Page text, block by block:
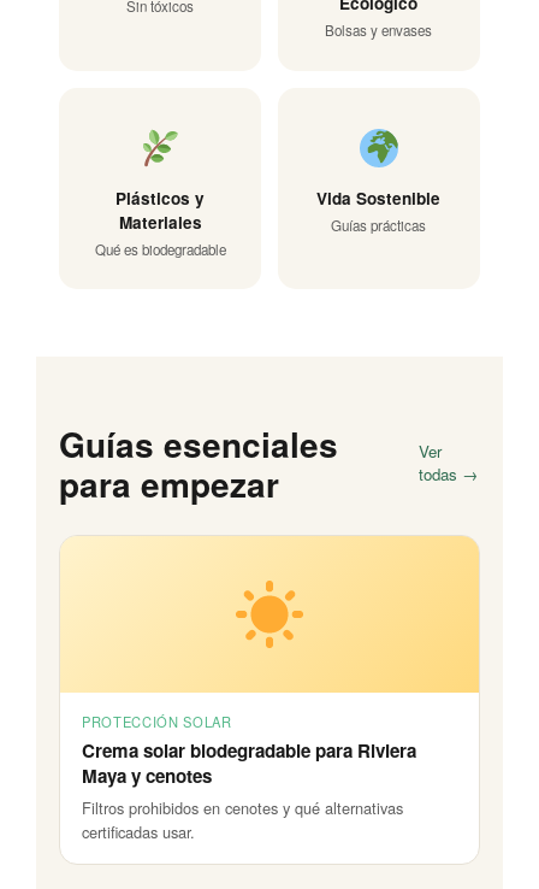
Sin tóxicos
Bolsas y envases
Plásticos y
Materiales
Qué es biodegradable
Vida Sostenible
Guías prácticas
Guías esenciales
para empezar
Ver
todas →
PROTECCIÓN SOLAR
Crema solar biodegradable para Riviera
Maya y cenotes
Filtros prohibidos en cenotes y qué alternativas
certificadas usar.